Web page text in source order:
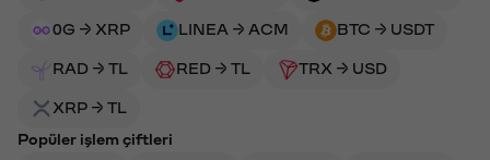
0G → XRP LINEA → ACM BTC → USDT
RAD → TL RED → TL TRX → USD
XRP → TL
Popüler işlem çiftleri